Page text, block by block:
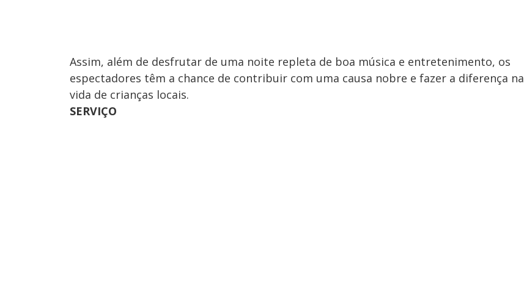
Assim, além de desfrutar de uma noite repleta de boa música e entretenimento, os
espectadores têm a chance de contribuir com uma causa nobre e fazer a diferença na
vida de crianças locais.
SERVIÇO